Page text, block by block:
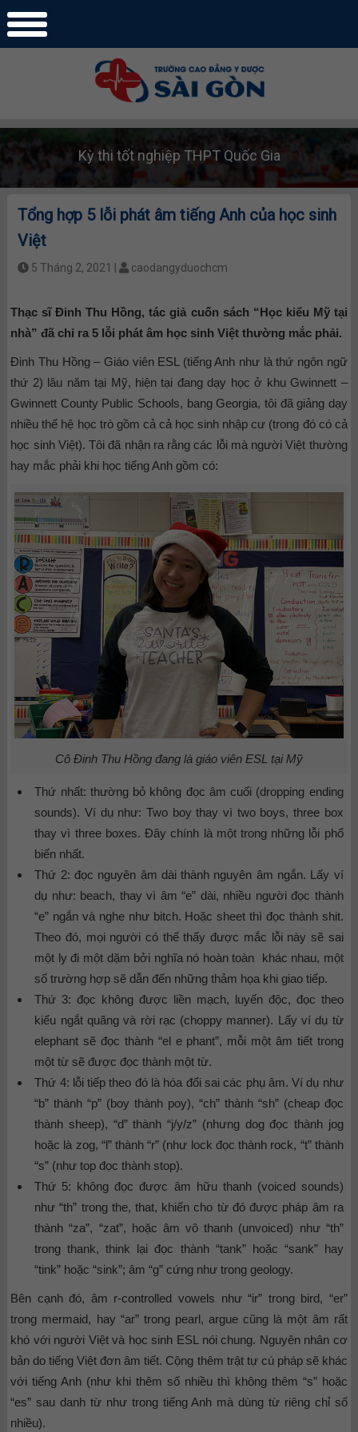
Kỳ thi tốt nghiệp THPT Quốc Gia
Tổng hợp 5 lỗi phát âm tiếng Anh của học sinh
Việt
5 Tháng 2, 2021 | caodangyduochcm
Thạc sĩ Đinh Thu Hồng, tác giả cuốn sách “Học kiểu Mỹ tại
nhà” đã chỉ ra 5 lỗi phát âm học sinh Việt thường mắc phải.
Đinh Thu Hồng – Giáo viên ESL (tiếng Anh như là thứ ngôn ngữ
thứ 2) lâu năm tại Mỹ, hiện tại đang dạy học ở khu Gwinnett –
Gwinnett County Public Schools, bang Georgia, tôi đã giảng dạy
nhiều thế hệ học trò gồm cả cả học sinh nhập cư (trong đó có cả
học sinh Việt). Tôi đã nhận ra rằng các lỗi mà người Việt thường
hay mắc phải khi học tiếng Anh gồm có:
Cô Đinh Thu Hồng đang là giáo viên ESL tại Mỹ
Thứ nhất: thường bỏ không đọc âm cuối (dropping ending
sounds). Ví dụ như: Two boy thay vì two boys, three box
thay vì three boxes. Đây chính là một trong những lỗi phổ
biến nhất.
Thứ 2: đọc nguyên âm dài thành nguyên âm ngắn. Lấy ví
dụ như: beach, thay vì âm “e” dài, nhiều người đọc thành
“e” ngắn và nghe như bitch. Hoặc sheet thì đọc thành shit.
Theo đó, mọi người có thể thấy được mắc lỗi này sẽ sai
một ly đi một dặm bởi nghĩa nó hoàn toàn khác nhau, một
số trường hợp sẽ dẫn đến những thảm họa khi giao tiếp.
Thứ 3: đọc không được liền mạch, luyến độc, đọc theo
kiểu ngắt quãng và rời rạc (choppy manner). Lấy ví dụ từ
elephant sẽ đọc thành “el e phant”, mỗi một âm tiết trong
một từ sẽ được đọc thành một từ.
Thứ 4: lỗi tiếp theo đó là hóa đổi sai các phụ âm. Ví dụ như
“b” thành “p” (boy thành poy), “ch” thành “sh” (cheap đọc
thành sheep), “d” thành “j/y/z” (nhưng dog đọc thành jog
hoặc là zog, “l” thành “r” (như lock đọc thành rock, “t” thành
“s” (như top đọc thành stop).
Thứ 5: không đọc được âm hữu thanh (voiced sounds)
như “th” trong the, that, khiến cho từ đó được pháp âm ra
thành “za”, “zat”, hoặc âm vô thanh (unvoiced) như “th”
trong thank, think lại đọc thành “tank” hoặc “sank” hay
“tink” hoặc “sink”; âm “g” cứng như trong geology.
Bên cạnh đó, âm r-controlled vowels như “ir” trong bird, “er”
trong mermaid, hay “ar” trong pearl, argue cũng là một âm rất
khó với người Việt và học sinh ESL nói chung. Nguyên nhân cơ
bản do tiếng Việt đơn âm tiết. Cộng thêm trật tự cú pháp sẽ khác
với tiếng Anh (như khi thêm số nhiều thì không thêm “s” hoặc
“es” sau danh từ như trong tiếng Anh mà dùng từ riêng chỉ số
nhiều).